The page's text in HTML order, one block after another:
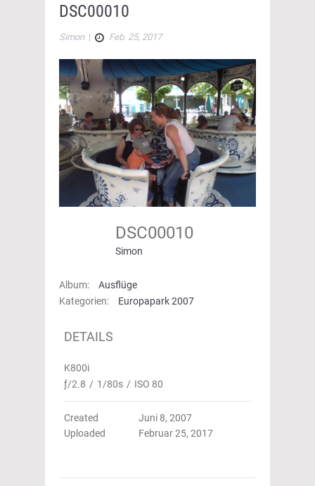
DSC00010
Simon| Feb. 25, 2017
DSC00010
Simon
Album:
Ausflüge
Kategorien:
Europapark 2007
DETAILS
K800i
ƒ/2.8 / 1/80s / ISO 80
Created
Juni 8, 2007
Uploaded
Februar 25, 2017